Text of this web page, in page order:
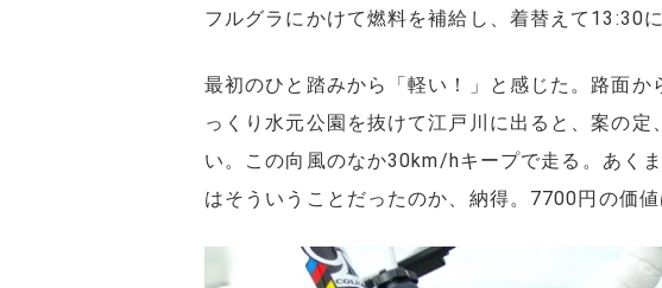
フルグラにかけて燃料を補給し、着替えて13:30
最初のひと踏みから「軽い！」と感じた。路面
っくり水元公園を抜けて江戸川に出ると、案の
い。この向風のなか30km/hキープで走る。あく
はそういうことだったのか、納得。7700円の価